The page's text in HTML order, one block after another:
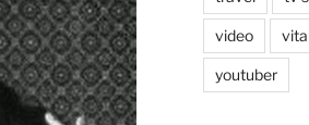
video vita
youtuber